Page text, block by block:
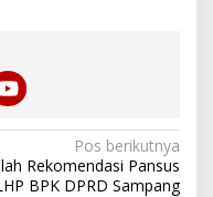
Pos berikutnya
Rekomendasi Pansus
BPK DPRD Sampang